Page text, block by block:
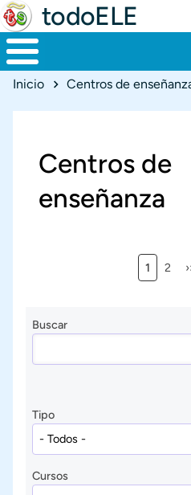
todoELE
Ruta de
Inicio Centros de
Centros de
enseñanza
Página
1 2
Buscar
Tipo
Cursos